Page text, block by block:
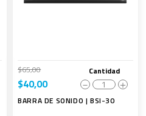
$65,00
$40,00
Cantidad
＋
－
BARRA DE SONIDO | BSI-30